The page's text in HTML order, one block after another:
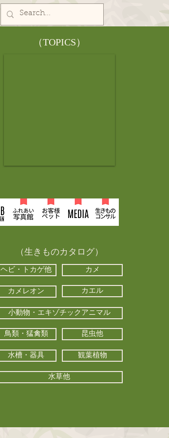
​（TOPICS）
（生きものカタログ）
ヘビ・トカゲ他 カメ
カメレオン カエル
小動物・エキゾチックアニマル
鳥類・猛禽類 昆虫他
水槽・器具 観葉植物
水草他